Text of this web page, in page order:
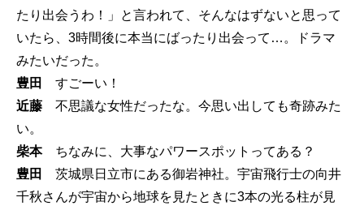
たり出会うわ！」と言われて、そんなはずないと思って
いたら、3時間後に本当にばったり出会って…。ドラマ
みたいだった。
豊田
すごーい！
近藤 不思議な女性だったな。今思い出しても奇跡みた
い。
柴本ちなみに、大事なパワースポットってある？
豊田
茨城県日立市にある御岩神社。宇宙飛行士の向井
千秋さんが宇宙から地球を見たときに3本の光る柱が見